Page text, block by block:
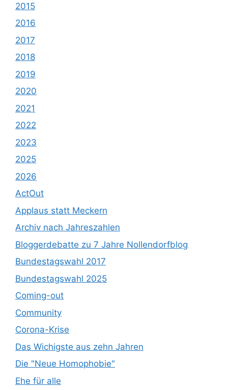
2015
2016
2017
2018
2019
2020
2021
2022
2023
2025
2026
ActOut
Applaus statt Meckern
Archiv nach Jahreszahlen
Bloggerdebatte zu 7 Jahre Nollendorfblog
Bundestagswahl 2017
Bundestagswahl 2025
Coming-out
Community
Corona-Krise
Das Wichigste aus zehn Jahren
Die "Neue Homophobie"
Ehe für alle